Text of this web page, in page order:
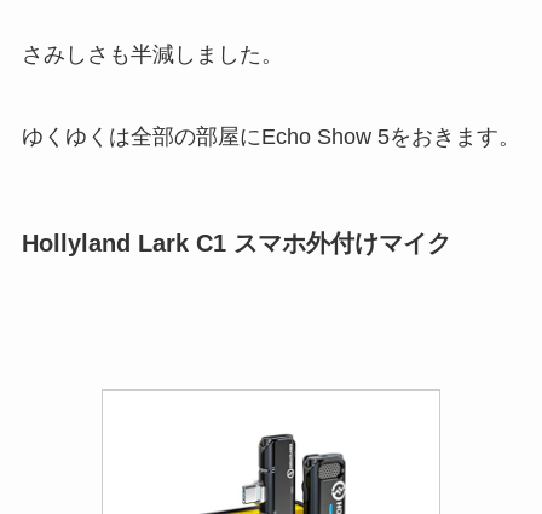
さみしさも半減しました。
ゆくゆくは全部の部屋にEcho Show 5をおきます。
Hollyland Lark C1 スマホ外付けマイク